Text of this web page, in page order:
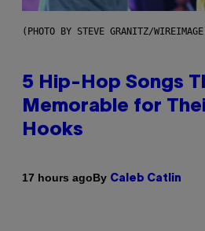
(PHOTO BY STEVE GRANITZ/
5 Hip-Hop Songs
Memorable for
Hooks
17 hours agoBy Caleb Catlin